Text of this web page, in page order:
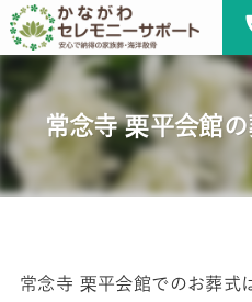
常念寺 栗平会館
常念寺 栗平会館でのお葬式